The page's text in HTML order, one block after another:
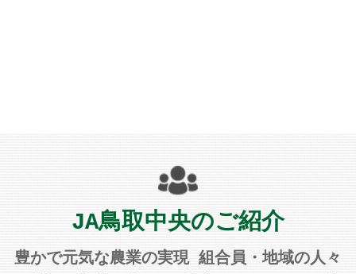
JA鳥取中央のご紹介
豊かで元気な農業の実現 組合員・地域の人々